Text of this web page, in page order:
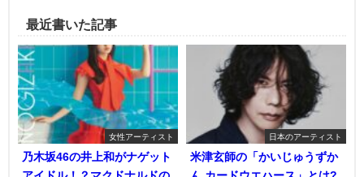
最近書いた記事
女性アーティスト
乃木坂46の井上和がナゲット
日本のアーティスト
米津玄師の「かいじゅうずか